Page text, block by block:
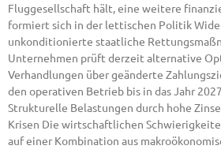
Fluggesellschaft hält, eine weitere
formiert sich in der lettischen Politik
unkonditionierte staatliche
Unternehmen prüft derzeit alternative
Verhandlungen über geänderte
den operativen Betrieb bis in das Jahr
Strukturelle Belastungen durch hohe
Krisen Die wirtschaftlichen
auf einer Kombination aus